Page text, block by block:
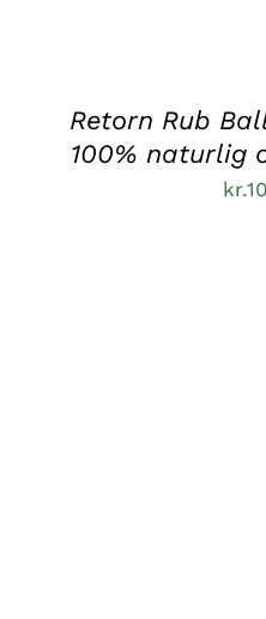
Retorn Rub
100% naturlig
kr.